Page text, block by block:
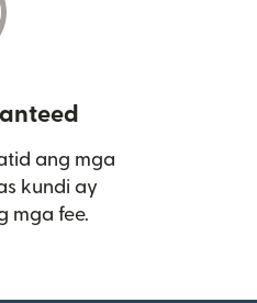
ang mga
kundi ay
mga fee.